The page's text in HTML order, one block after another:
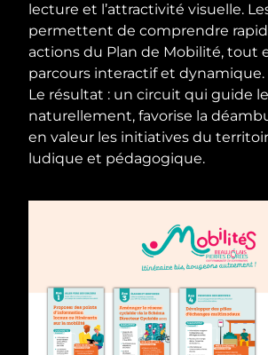
lecture et l’attractivité visuelle.
permettent de comprendre
actions du Plan de Mobilité, tout
parcours interactif et dynamique.
Le résultat : un circuit qui guide
naturellement, favorise la
en valeur les initiatives du
ludique et pédagogique.